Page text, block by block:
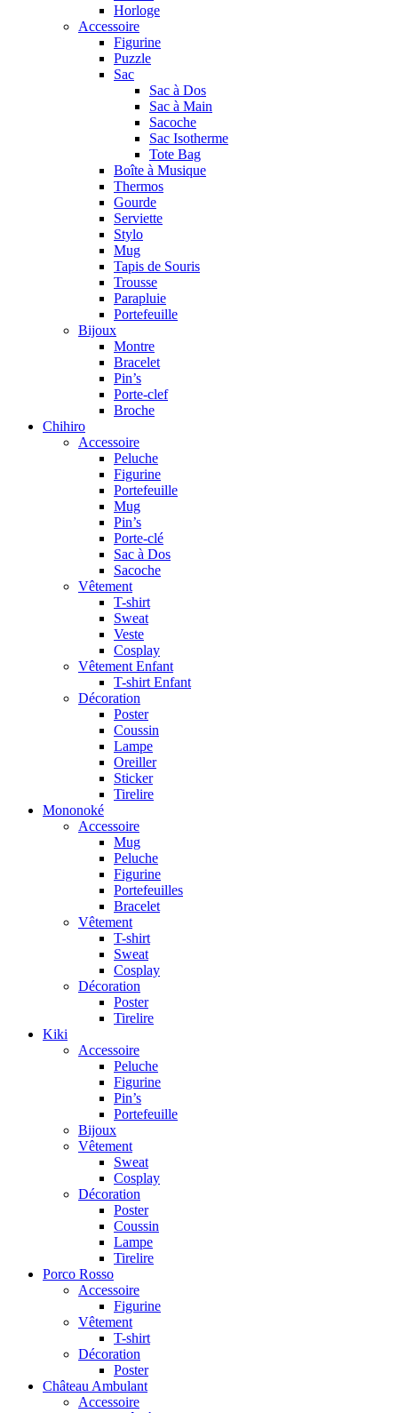
Horloge
Accessoire
Figurine
Puzzle
Sac
Sac à Dos
Sac à Main
Sacoche
Sac Isotherme
Tote Bag
Boîte à Musique
Thermos
Gourde
Serviette
Stylo
Mug
Tapis de Souris
Trousse
Parapluie
Portefeuille
Bijoux
Montre
Bracelet
Pin’s
Porte-clef
Broche
Chihiro
Accessoire
Peluche
Figurine
Portefeuille
Mug
Pin’s
Porte-clé
Sac à Dos
Sacoche
Vêtement
T-shirt
Sweat
Veste
Cosplay
Vêtement Enfant
T-shirt Enfant
Décoration
Poster
Coussin
Lampe
Oreiller
Sticker
Tirelire
Mononoké
Accessoire
Mug
Peluche
Figurine
Portefeuilles
Bracelet
Vêtement
T-shirt
Sweat
Cosplay
Décoration
Poster
Tirelire
Kiki
Accessoire
Peluche
Figurine
Pin’s
Portefeuille
Bijoux
Vêtement
Sweat
Cosplay
Décoration
Poster
Coussin
Lampe
Tirelire
Porco Rosso
Accessoire
Figurine
Vêtement
T-shirt
Décoration
Poster
Château Ambulant
Accessoire